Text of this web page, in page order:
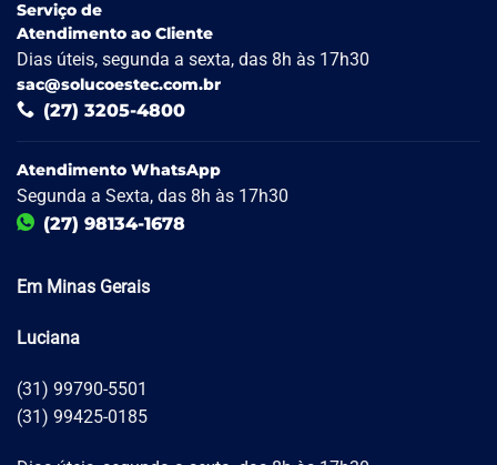
Serviço de
Atendimento ao Cliente
Dias úteis, segunda a sexta, das 8h às 17h30
sac@solucoestec.com.br
(27) 3205-4800
Atendimento WhatsApp
Segunda a Sexta, das 8h às 17h30
(27) 98134-1678
Em Minas Gerais
Luciana
(31) 99790-5501
(31) 99425-0185